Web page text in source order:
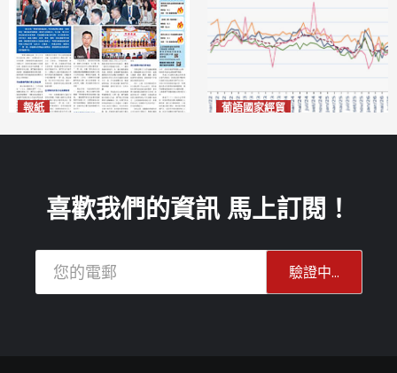
報紙 葡語國家經貿
喜歡我們的資訊 馬上訂閱！